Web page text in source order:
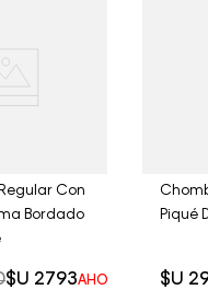
Con
Bordado
$U 2793AHORRO DEL30%
Piqué
$U